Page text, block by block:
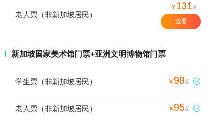
老人票（非新加坡居民）
¥ 131 起
查看
新加坡国家美术馆门票+亚洲文明博物馆门票
学生票（非新加坡居民） ¥ 98起 
老人票（非新加坡居民） ¥ 95起 